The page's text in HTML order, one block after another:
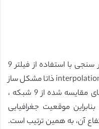
4.1 رضایت و عدم اطمینان نتایج اعتبار سنجی با استفاده از فیلتر 9
نقطه ای یا سایر تکنیک های interpolation to point ذاتا مشکل ساز
است. در این مطالعه، مساحت داده های مقایسه شده از 9 شبکه ،
است. بنابراین موقعیت جغرافیایی
آن، به همین ترتیب است.